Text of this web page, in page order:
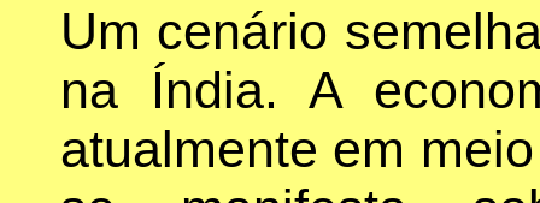
Um cenário
na Índia. A
atualmente em